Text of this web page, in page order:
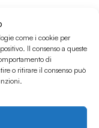
come i cookie per
Il consenso a queste
di
o ritirare il consenso può